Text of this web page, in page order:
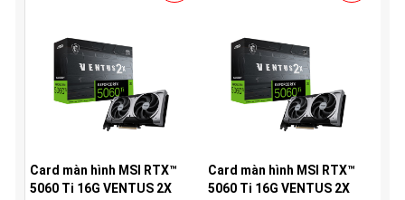
Card màn hình MSI RTX™
5060 Ti 16G VENTUS 2X
Card màn hình MSI RTX™
5060 Ti 16G VENTUS 2X